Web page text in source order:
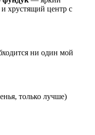
хрустящий центр с
ни один мой
только лучше)